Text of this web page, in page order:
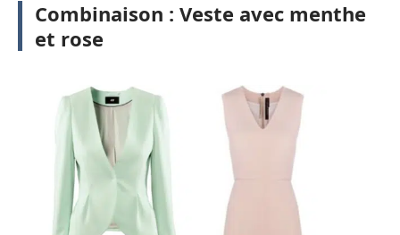
Combinaison : Veste avec menthe
et rose